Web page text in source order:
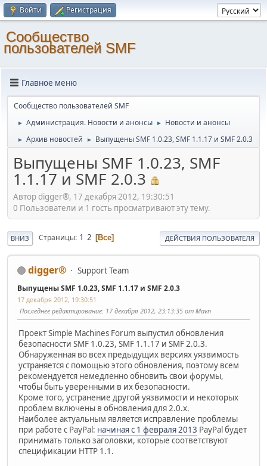
Войти Регистрация
Cообщество
пользователей SMF
Главное меню
Cообщество пользователей SMF
► Администрация. Новости и анонсы ► Новости и анонсы
► Архив новостей ► Выпущены SMF 1.0.23, SMF 1.1.17 и SMF 2.0.3
Выпущены SMF 1.0.23, SMF
1.1.17 и SMF 2.0.3
Автор digger®, 17 декабря 2012, 19:30:51
0 Пользователи и 1 гость просматривают эту тему.
ВНИЗ Страницы 1 2 Все ДЕЙСТВИЯ ПОЛЬЗОВАТЕЛЯ
digger® Support Team
Выпущены SMF 1.0.23, SMF 1.1.17 и SMF 2.0.3
17 декабря 2012, 19:30:51
Последнее редактирование: 17 декабря 2012, 23:13:35 от Mavn
Проект Simple Machines Forum выпустил обновления
безопасности SMF 1.0.23, SMF 1.1.17 и SMF 2.0.3.
Обнаруженная во всех предыдущих версиях уязвимость
устраняется с помощью этого обновления, поэтому всем
рекомендуется немедленно обновить свои форумы,
чтобы быть уверенными в их безопасности.
Кроме того, устранение другой уязвимости и некоторых
проблем включены в обновления для 2.0.x.
Наиболее актуальным является исправление ​​проблемы
при работе с PayPal: начиная с 1 февраля 2013 PayPal будет
принимать только заголовки, которые соответствуют
спецификации HTTP 1.1.